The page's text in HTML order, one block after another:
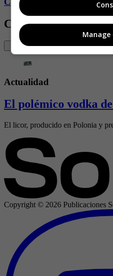
Contenido
Actualidad
El polémico vodka
El licor, producido en Polonia y
Copyright © 2026 Publicaciones